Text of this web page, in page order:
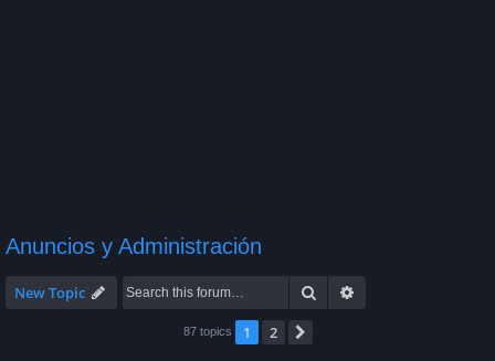
Anuncios y Administración
New Topic Search
87 topics 1 2